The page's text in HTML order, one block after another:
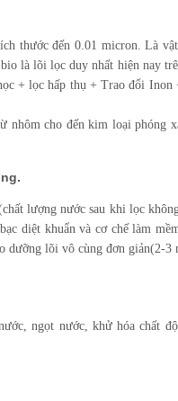
thước đến 0.01 micron. Là
là lõi lọc duy nhất hiện nay
+ lọc hấp thụ + Trao đổi Inon
cho đến kim loại phóng
lượng nước sau khi lọc
diệt khuẩn và cơ chế làm
dưỡng lõi vô cùng đơn giản(2-3
ngọt nước, khử hóa chất